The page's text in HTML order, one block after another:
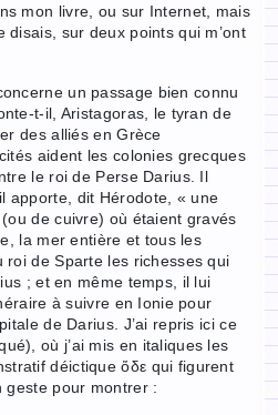
mon livre, ou sur Internet, mais
disais, sur deux points qui m’ont
un passage bien connu
t-il, Aristagoras, le tyran de
des alliés en Grèce
aident les colonies grecques
le roi de Perse Darius. Il
apporte, dit Hérodote, « une
de cuivre) où étaient gravés
la mer entière et tous les
de Sparte les richesses qui
; et en même temps, il lui
à suivre en Ionie pour
de Darius. J’ai repris ici ce
où j’ai mis en italiques les
déictique ὅδε qui figurent
geste pour montrer :